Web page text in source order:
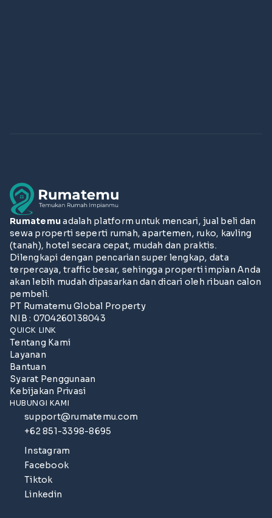
Rumatemuadalah platform untuk mencari, jual beli dan
sewa properti seperti rumah, apartemen, ruko, kavling
(tanah), hotel secara cepat, mudah dan praktis.
Dilengkapi dengan pencarian super lengkap, data
terpercaya, traffic besar, sehingga properti impian Anda
akan lebih mudah dipasarkan dan dicari oleh ribuan calon
pembeli.
PT Rumatemu Global Property
NIB : 0704260138043
QUICK LINK
Tentang Kami
Layanan
Bantuan
Syarat Penggunaan
Kebijakan Privasi
HUBUNGI KAMI
support@rumatemu.com
+62 851-3398-8695
Instagram
Facebook
Tiktok
Linkedin